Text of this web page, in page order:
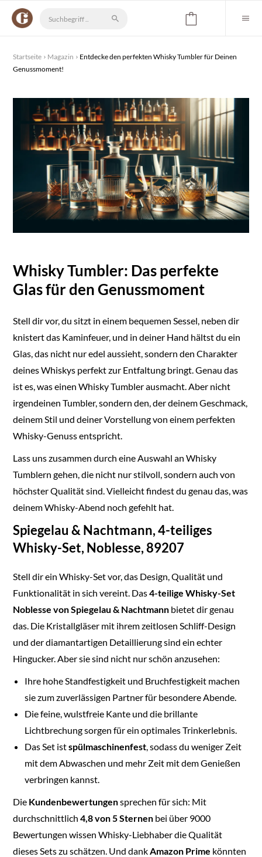
Startseite Magazin
Entdecke den perfekten Whisky Tumbler für Deinen
Genussmoment!
Whisky Tumbler: Das perfekte
Glas für den Genussmoment
Stell dir vor, du sitzt in einem bequemen Sessel, neben dir
knistert das Kaminfeuer, und in deiner Hand hältst du ein
Glas, das nicht nur edel aussieht, sondern den Charakter
deines Whiskys perfekt zur Entfaltung bringt. Genau das
ist es, was einen Whisky Tumbler ausmacht. Aber nicht
irgendeinen Tumbler, sondern den, der deinem Geschmack,
deinem Stil und deiner Vorstellung von einem perfekten
Whisky-Genuss entspricht.
Lass uns zusammen durch eine Auswahl an Whisky
Tumblern gehen, die nicht nur stilvoll, sondern auch von
höchster Qualität sind. Vielleicht findest du genau das, was
deinem Whisky-Abend noch gefehlt hat.
Spiegelau & Nachtmann, 4-teiliges
Whisky-Set, Noblesse, 89207
Stell dir ein Whisky-Set vor, das Design, Qualität und
Funktionalität in sich vereint. Das4-teilige Whisky-Set
Noblesse von Spiegelau & Nachtmann bietet dir genau
das. Die Kristallgläser mit ihrem zeitlosen Schliff-Design
und der diamantartigen Detaillierung sind ein echter
Hingucker. Aber sie sind nicht nur schön anzusehen:
Ihre hohe Standfestigkeit und Bruchfestigkeit machen
sie zum zuverlässigen Partner für besondere Abende.
Die feine, wulstfreie Kante und die brillante
Lichtbrechung sorgen für ein optimales Trinkerlebnis.
Das Set istspülmaschinenfest, sodass du weniger Zeit
mit dem Abwaschen und mehr Zeit mit dem Genießen
verbringen kannst.
Die Kundenbewertungensprechen für sich: Mit
durchschnittlich4,8 von 5 Sternen bei über 9000
Bewertungen wissen Whisky-Liebhaber die Qualität
dieses Sets zu schätzen. Und dankAmazon Prime könnten